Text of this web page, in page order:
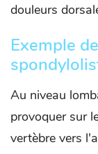
douleurs
Exemple
Au niveau
provoquer sur
vertèbre vers